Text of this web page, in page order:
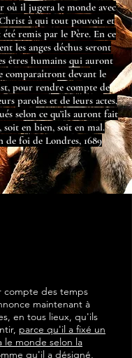
où il jugera le monde avec
à qui tout pouvoir et
remis par le Père. En ce
les anges déchus seront
êtres humains qui auront
comparaîtront devant le
pour rendre compte de
paroles et de leurs actes,
selon ce qu’ils auront fait
soit en bien, soit en mal.
de foi de Londres, 1689
compte des temps
maintenant à
en tous lieux, qu'ils
parce qu'il a fixé un
le monde selon la
qu'il a désigné,